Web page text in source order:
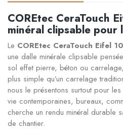
COREtec CeraTouch
minéral clipsable pour
Le COREtec CeraTouch Eifel
une dalle minérale clipsable
sol effet pierre, béton ou
plus simple qu’un carrelage
nous le présentons surtout pour
vie contemporaines, bureaux,
cherche un rendu minéral durable
de chantier.